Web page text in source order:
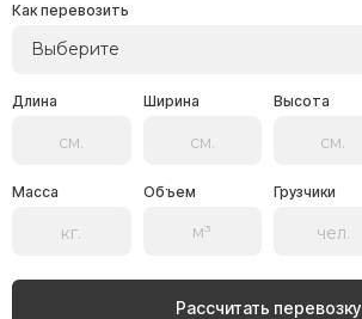
Как перевозить
Выберите
Длина Ширина Высота
Масса Объем Грузчики
Рассчитать перевозку